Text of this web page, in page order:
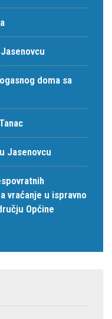
doma sa
Jasenovcu
vraćanje u ispravno
Općine